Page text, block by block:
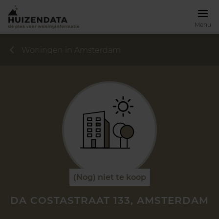
Menu
Woningen in Amsterdam
(Nog) niet te koop
DA COSTASTRAAT 133, AMSTERDAM